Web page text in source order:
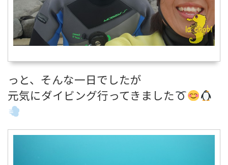
っと、そんな一日でしたが
元気にダイビング行ってきました